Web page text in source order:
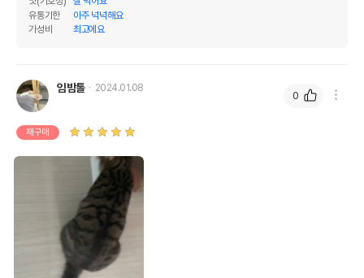
유통기한
아주 넉넉해요
가성비
최고에요
임밤톨 2024.01.08
재구매
0